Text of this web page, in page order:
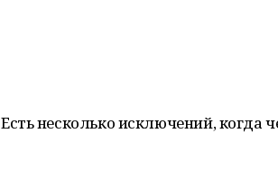
Есть несколько исключений, когда